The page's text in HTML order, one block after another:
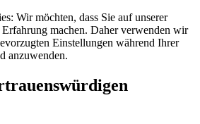
Wir möchten, dass Sie auf unserer
Erfahrung machen. Daher verwenden wir
Einstellungen während Ihrer
anzuwenden.